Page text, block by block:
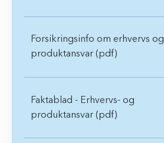
Forsikringsinfo om erhvervs og
produktansvar (pdf)
Faktablad - Erhvervs- og
produktansvar (pdf)